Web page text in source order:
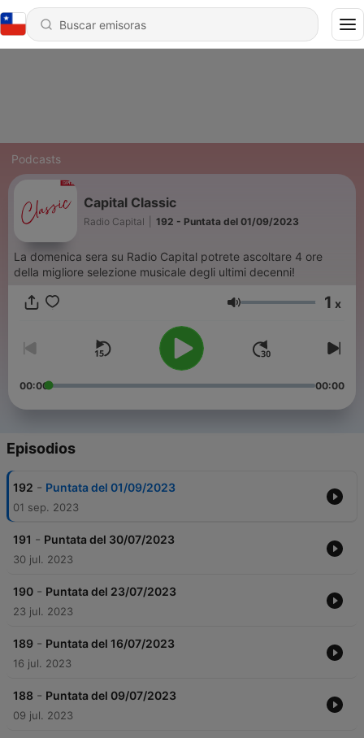
Podcasts
Capital Classic
Radio Capital 192 - Puntata del 01/09/2023
La domenica sera su Radio Capital potrete ascoltare 4 ore
della migliore selezione musicale degli ultimi decenni!
Volumen 1 x
00:00 00:00
Episodios
192 - Puntata del 01/09/2023
01 sep. 2023
191 - Puntata del 30/07/2023
30 jul. 2023
190 - Puntata del 23/07/2023
23 jul. 2023
189 - Puntata del 16/07/2023
16 jul. 2023
188 - Puntata del 09/07/2023
09 jul. 2023